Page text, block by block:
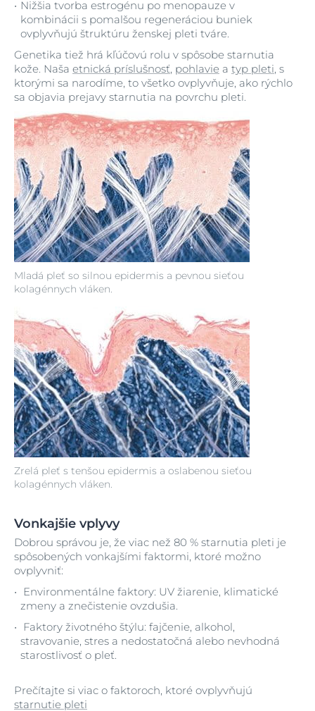
Mladá pleť so silnou epidermis a pevnou sieťou
kolagénnych vláken.
Zrelá pleť s tenšou epidermis a oslabenou sieťou
kolagénnych vláken.
Nižšia tvorba estrogénu po menopauze v
kombinácii s pomalšou regeneráciou buniek
ovplyvňujú štruktúru ženskej pleti tváre.
Genetika tiež hrá kľúčovú rolu v spôsobe starnutia
kože. Naša etnická príslušnosť, pohlavie a typ pleti, s
ktorými sa narodíme, to všetko ovplyvňuje, ako rýchlo
sa objavia prejavy starnutia na povrchu pleti.
Vonkajšie vplyvy
Dobrou správou je, že viac než 80 % starnutia pleti je
spôsobených vonkajšími faktormi, ktoré možno
ovplyvniť:
Environmentálne faktory: UV žiarenie, klimatické
zmeny a znečistenie ovzdušia.
Faktory životného štýlu: fajčenie, alkohol,
stravovanie, stres a nedostatočná alebo nevhodná
starostlivosť o pleť.
Prečítajte si viac o faktoroch, ktoré ovplyvňujú
starnutie pleti